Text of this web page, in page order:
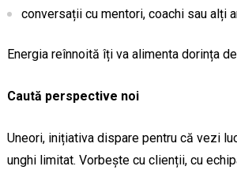
conversații cu mentori, coachi sau alți
Energia reînnoită îți va alimenta dorința
Caută perspective noi
Uneori, inițiativa dispare pentru că vezi
unghi limitat. Vorbește cu clienții, cu